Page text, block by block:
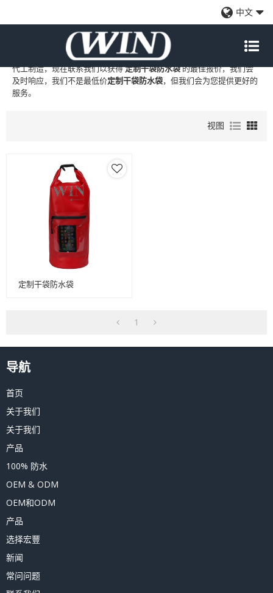
中文
定制干袋防水袋的专业中国制造商和供应商，我们提供定制批
定制干袋防水袋工厂、自有品牌定制干袋防水袋
代工制造，现在联系我们以获得定制干袋防水袋的最佳报价，我们会
及时响应，我们不是最低价定制干袋防水袋，但我们会为您提供更好的
服务。
视图
定制干袋防水袋
1
导航
首页
关于我们
关于我们
产品
100% 防水
OEM & ODM
OEM和ODM
产品
选择宏豐
新闻
常问问题